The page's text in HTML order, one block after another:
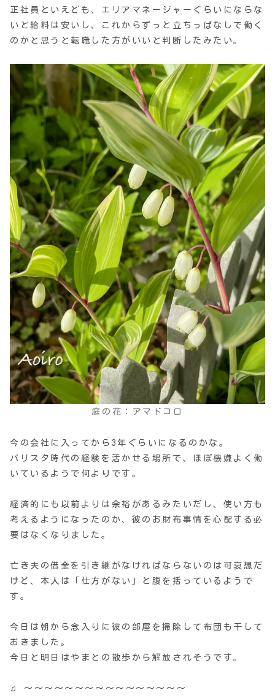
正社員といえども、エリアマネージャーぐらいにならな
いと給料は安いし、これからずっと立ちっぱなしで働く
のかと思うと転職した方がいいと判断したみたい。
庭の花：アマドコロ
今の会社に入ってから3年ぐらいになるのかな。
バリスタ時代の経験を活かせる場所で、ほぼ機嫌よく働
いているようで何よりです。
経済的にも以前よりは余裕があるみたいだし、使い方も
考えるようになったのか、彼のお財布事情を心配する必
要はなくなりました。
亡き夫の借金を引き継がなければならないのは可哀想だ
けど、本人は「仕方がない」と腹を括っているようで
す。
今日は朝から念入りに彼の部屋を掃除して布団も干して
おきました。
今日と明日はやまとの散歩から解放されそうです。
♫ 〜〜〜〜〜〜〜〜〜〜〜〜〜〜〜〜